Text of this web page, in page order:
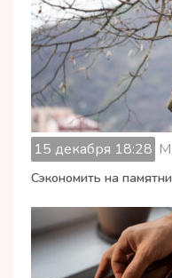
15 декабря 18:28
Сэкономить на